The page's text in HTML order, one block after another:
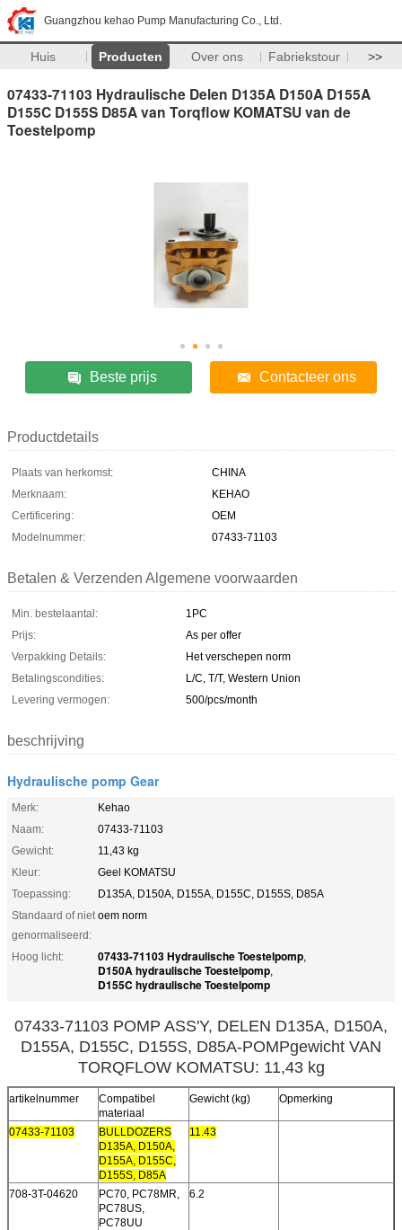
Guangzhou kehao Pump Manufacturing Co., Ltd.
Huis Producten Over ons Fabriekstour >>
07433-71103 Hydraulische Delen D135A D150A D155A
D155C D155S D85A van Torqflow KOMATSU van de
Toestelpomp
Beste prijs Contacteer ons
Productdetails
Plaats van herkomst:
CHINA
Merknaam:
KEHAO
Certificering:
OEM
Modelnummer:
07433-71103
Betalen & Verzenden Algemene voorwaarden
Min. bestelaantal:
1PC
Prijs:
As per offer
Verpakking Details:
Het verschepen norm
Betalingscondities:
L/C, T/T, Western Union
Levering vermogen:
500/pcs/month
beschrijving
Hydraulische pomp Gear
Merk:
Kehao
Naam:
07433-71103
Gewicht:
11,43 kg
Kleur:
Geel KOMATSU
Toepassing:
D135A, D150A, D155A, D155C, D155S, D85A
Standaard of niet
genormaliseerd:
oem norm
Hoog licht: 07433-71103 Hydraulische Toestelpomp,
D150A hydraulische Toestelpomp,
D155C hydraulische Toestelpomp
07433-71103 POMP ASS'Y, DELEN D135A, D150A,
D155A, D155C, D155S, D85A-POMPgewicht VAN
TORQFLOW KOMATSU: 11,43 kg
artikelnummer
Compatibel
materiaal
Gewicht (kg) Opmerking
07433-71103
BULLDOZERS
D135A, D150A,
D155A, D155C,
D155S, D85A
11.43
708-3T-04620
PC70, PC78MR,
PC78US,
PC78UU
6.2